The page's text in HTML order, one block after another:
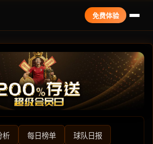
免费体验
析 每日榜单 球队日报